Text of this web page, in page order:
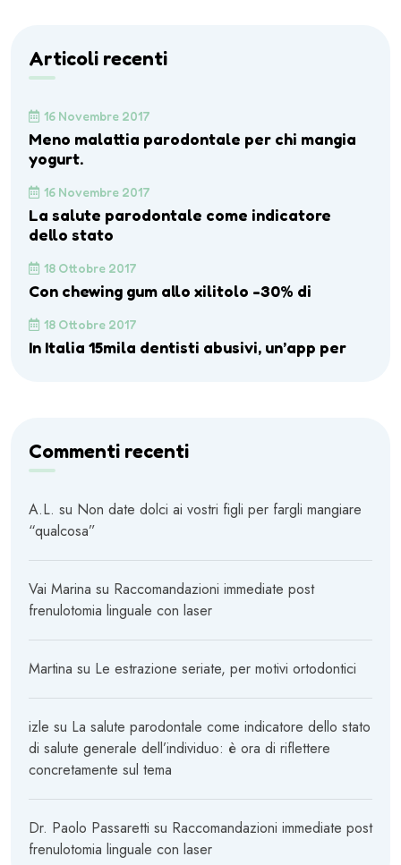
Articoli recenti
16 Novembre 2017
Meno malattia parodontale per chi mangia
yogurt.
16 Novembre 2017
La salute parodontale come indicatore
dello stato
18 Ottobre 2017
Con chewing gum allo xilitolo -30% di
18 Ottobre 2017
In Italia 15mila dentisti abusivi, un’app per
Commenti recenti
A.L. su Non date dolci ai vostri figli per fargli mangiare
“qualcosa”
Vai Marina su Raccomandazioni immediate post
frenulotomia linguale con laser
Martina su Le estrazione seriate, per motivi ortodontici
izle su La salute parodontale come indicatore dello stato
di salute generale dell’individuo: è ora di riflettere
concretamente sul tema
Dr. Paolo Passaretti su Raccomandazioni immediate post
frenulotomia linguale con laser